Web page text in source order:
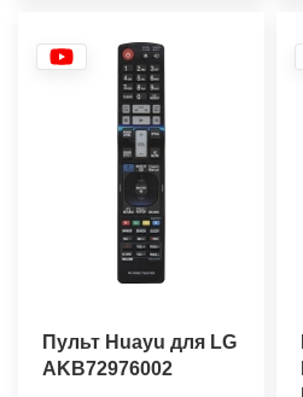
Пульт Huayu для LG
AKB72976002